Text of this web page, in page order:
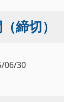
締切）
06/30